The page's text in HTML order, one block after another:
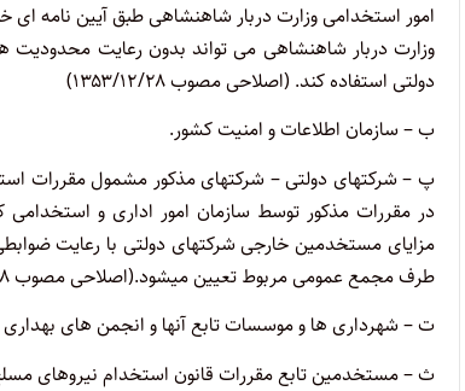
امور استخدامی وزارت دربار شاهنشاهی طبق آیین نامه
وزارت دربار شاهنشاهی می تواند بدون رعایت
دولتی استفاده کند. (اصلاحی مصوب ۱۳۵۳/۱۲/۲۸)
ب – سازمان اطلاعات و امنیت کشور.
در مقررات مذکور توسط سازمان امور اداری و
مزایای مستخدمین خارجی شرکتهای دولتی با رعایت
طرف مجمع عمومی مربوط تعیین میشود.(اصلاحی مصوب ۱۳۵۳/۱۲/۲۸)
ت – شهرداری ها و موسسات تابع آنها و انجمن های
ث – مستخدمین تابع مقررات قانون استخدام نیروهای